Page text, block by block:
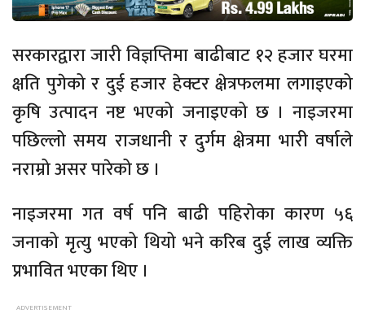
सरकारद्वारा जारी विज्ञप्तिमा बाढीबाट १२ हजार घरमा
क्षति पुगेको र दुई हजार हेक्टर क्षेत्रफलमा लगाइएको
कृषि उत्पादन नष्ट भएको जनाइएको छ । नाइजरमा
पछिल्लो समय राजधानी र दुर्गम क्षेत्रमा भारी वर्षाले
नराम्रो असर पारेको छ ।
नाइजरमा गत वर्ष पनि बाढी पहिरोका कारण ५६
जनाको मृत्यु भएको थियो भने करिब दुई लाख व्यक्ति
प्रभावित भएका थिए ।